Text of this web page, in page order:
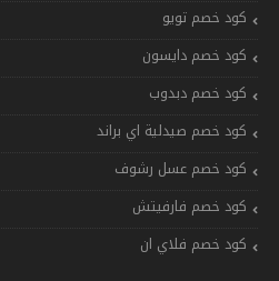
كود خصم تويو
كود خصم دايسون
كود خصم دبدوب
كود خصم صيدلية اي براند
كود خصم عسل رشوف
كود خصم فارفيتش
كود خصم فلاي ان